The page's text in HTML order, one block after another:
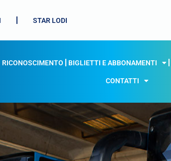
STAR LODI
RICONOSCIMENTO BIGLIETTI E ABBONAMENTI
CONTATTI